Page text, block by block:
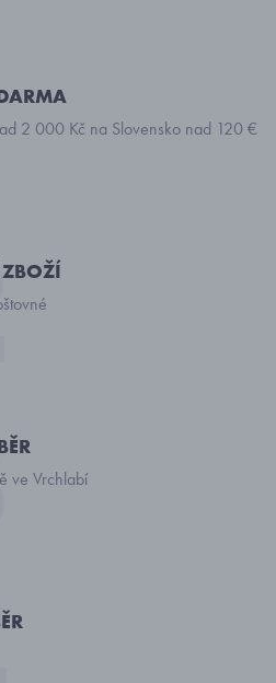
2 000 Kč na Slovensko nad 120 €
ve Vrchlabí